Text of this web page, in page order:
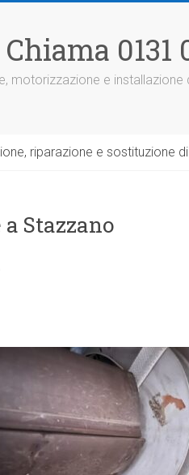
0131
motorizzazione e
riparazione e sostituzione
Stazzano